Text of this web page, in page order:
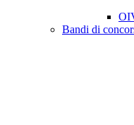
Bandi di